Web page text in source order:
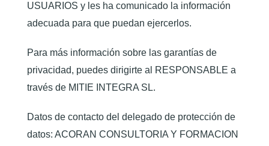
USUARIOS y les ha comunicado la información
adecuada para que puedan ejercerlos.
Para más información sobre las garantías de
privacidad, puedes dirigirte al RESPONSABLE a
través de MITIE INTEGRA SL.
Datos de contacto del delegado de protección de
datos: ACORAN CONSULTORIA Y FORMACION